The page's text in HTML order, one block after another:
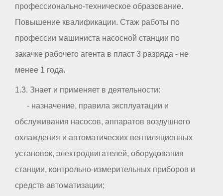
профессионально-техническое образование.
Повышение квалификации. Стаж работы по
профессии машиниста насосной станции по
закачке рабочего агента в пласт 3 разряда - не
менее 1 года.
1.3. Знает и применяет в деятельности:
- назначение, правила эксплуатации и
обслуживания насосов, аппаратов воздушного
охлаждения и автоматических вентиляционных
установок, электродвигателей, оборудования
станции, контрольно-измерительных приборов и
средств автоматизации;